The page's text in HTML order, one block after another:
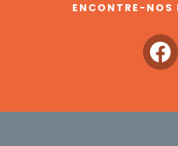
ENCONTRE-NOS